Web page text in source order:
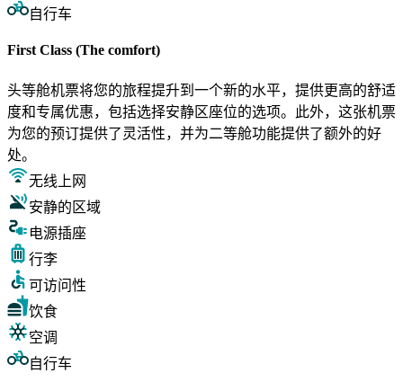
自行车
First Class (The comfort)
头等舱机票将您的旅程提升到一个新的水平，提供更高的舒适
度和专属优惠，包括选择安静区座位的选项。此外，这张机票
为您的预订提供了灵活性，并为二等舱功能提供了额外的好
处。
无线上网
安静的区域
电源插座
行李
可访问性
饮食
空调
自行车